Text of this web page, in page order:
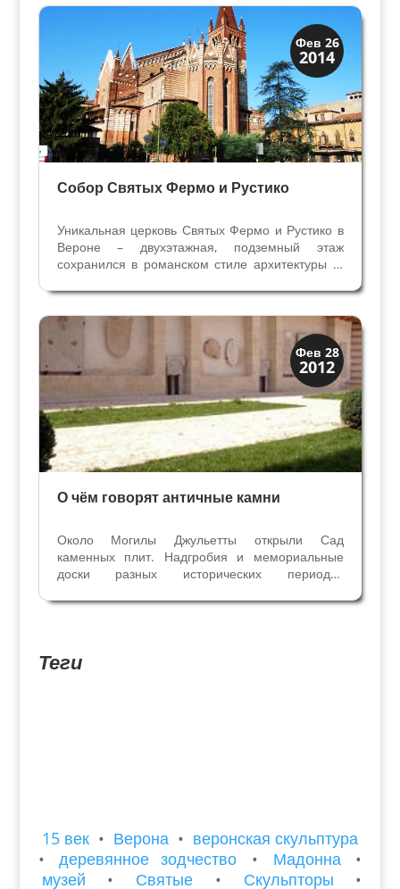
одного из известнейших веронских художников
Фев 26
2014
Верона
Экскурсии
Собор Святых Фермо и Рустико
Уникальная церковь Святых Фермо и Рустико в
Вероне – двухэтажная, подземный этаж
сохранился в романском стиле архитектуры XI
францисканцами в XIII веке в готическом. Как и
во многих католических соборах, в Сан Фермо
мы...
Фев 28
2012
Музеи
О чём говорят античные камни
Около Могилы Джульетты открыли Сад
каменных плит. Надгробия и мемориальные
доски разных исторических периодов
семьях, экономике и истории религии. Статья из
Теги
15 век • Верона • веронская скульптура
•
деревянное зодчество • Мадонна
•
музей
• Святые • Скульпторы
•